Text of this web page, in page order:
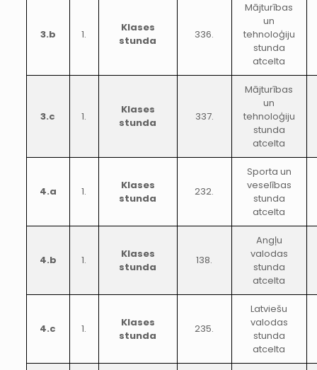
3.b 1.
Klases
stunda
336.
Mājturības
un
tehnoloģiju
stunda
atcelta
3.c 1.
Klases
stunda
337.
Mājturības
un
tehnoloģiju
stunda
atcelta
4.a 1.
Klases
stunda
232.
Sporta un
veselības
stunda
atcelta
4.b 1.
Klases
stunda
138.
Angļu
valodas
stunda
atcelta
4.c 1.
Klases
stunda
235.
Latviešu
valodas
stunda
atcelta